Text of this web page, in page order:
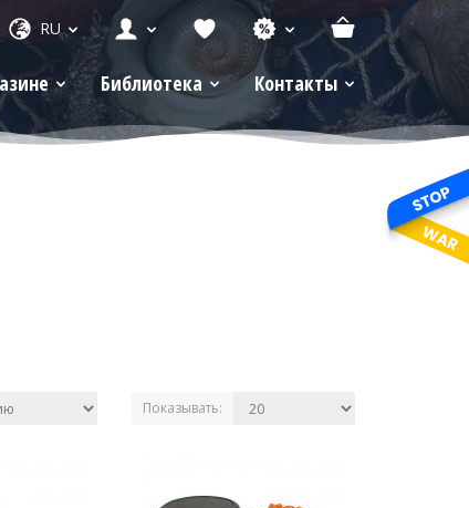
RU
Библиотека Контакты
Показывать: